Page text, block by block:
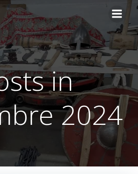
Aller
au
contenu
in
2024